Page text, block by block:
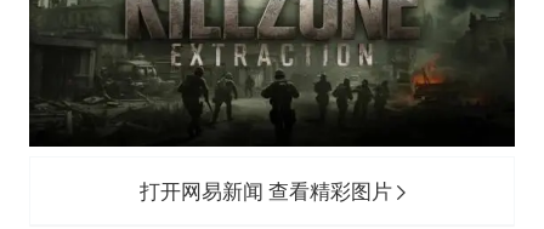
打开网易新闻 查看精彩图片